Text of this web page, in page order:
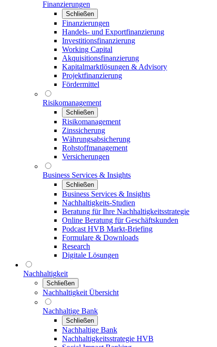
Finanzierungen
Schließen
Finanzierungen
Handels- und Exportfinanzierung
Investitionsfinanzierung
Working Capital
Akquisitionsfinanzierung
Kapitalmarktlösungen & Advisory
Projektfinanzierung
Fördermittel
Risikomanagement
Schließen
Risikomanagement
Zinssicherung
Währungsabsicherung
Rohstoffmanagement
Versicherungen
Business Services & Insights
Schließen
Business Services & Insights
Nachhaltigkeits-Studien
Beratung für Ihre Nachhaltigkeitsstrategie
Online Beratung für Geschäftskunden
Podcast HVB Markt-Briefing
Formulare & Downloads
Research
Digitale Lösungen
Nachhaltigkeit
Schließen
Nachhaltigkeit Übersicht
Nachhaltige Bank
Schließen
Nachhaltige Bank
Nachhaltigkeitsstrategie HVB